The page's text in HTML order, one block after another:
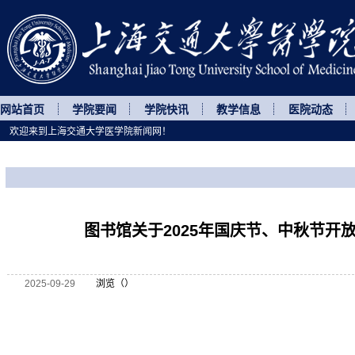
网站首页 学院要闻 学院快讯 教学信息 医院动态
图书馆关于2025年国庆节、中秋节开
2025-09-29 浏览（）
欢迎来到上海交通大学医学院新闻网！